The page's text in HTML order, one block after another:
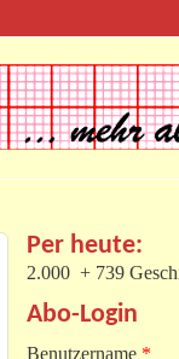
Per heute:
2.000 + 739
Abo-Login
Benutzername *